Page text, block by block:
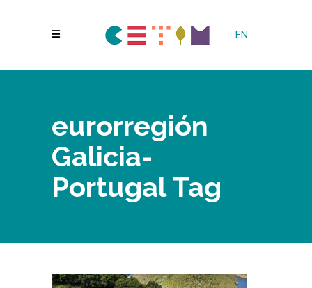
EN
eurorregión
Galicia-
Portugal Tag